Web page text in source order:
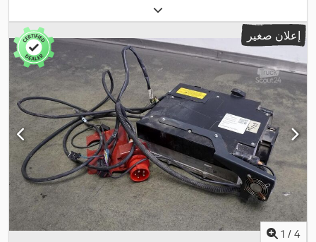
, مركز تحميل الحمولة:
(تريبيليكس), سعة البطارية:620 آه , جهد البطارية: 48 V, عرض إطار
الشوكة:
, طول الشوكات:800 مم , وزن فارغ:4.443 كجم
,
الارتفاع الكلي:3.400 مم , الطول الكلي:2.356 مم , العرض الكلي:1.200
مم, وقود:كهرباء
إعلان صغير
1 / 4